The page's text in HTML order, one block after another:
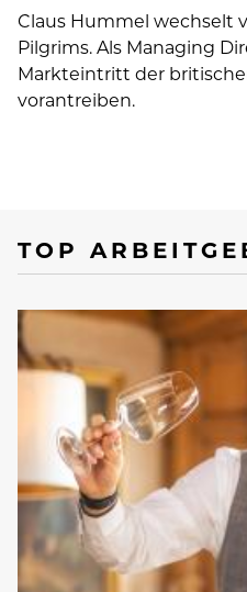
Claus Hummel wechselt
Pilgrims. Als Managing
Markteintritt der
vorantreiben.
TOP